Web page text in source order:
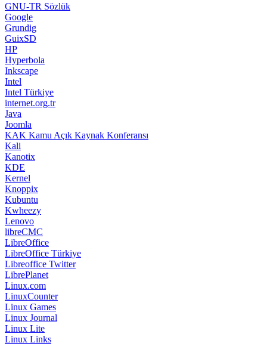
GNU-TR Sözlük
Google
Grundig
GuixSD
HP
Hyperbola
Inkscape
Intel
Intel Türkiye
internet.org.tr
Java
Joomla
KAK Kamu Açık Kaynak Konferansı
Kali
Kanotix
KDE
Kernel
Knoppix
Kubuntu
Kwheezy
Lenovo
libreCMC
LibreOffice
LibreOffice Türkiye
Libreoffice Twitter
LibrePlanet
Linux.com
LinuxCounter
Linux Games
Linux Journal
Linux Lite
Linux Links